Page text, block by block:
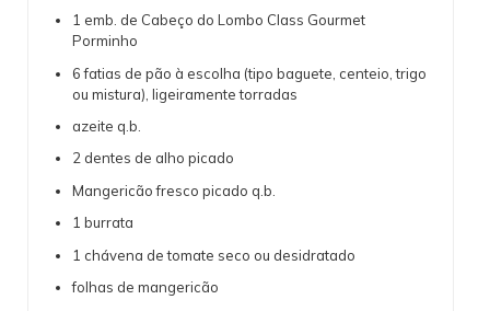
1 emb. de Cabeço do Lombo Class Gourmet
Porminho
6 fatias de pão à escolha (tipo baguete, centeio, trigo
ou mistura), ligeiramente torradas
azeite q.b.
2 dentes de alho picado
Mangericão fresco picado q.b.
1 burrata
1 chávena de tomate seco ou desidratado
folhas de mangericão